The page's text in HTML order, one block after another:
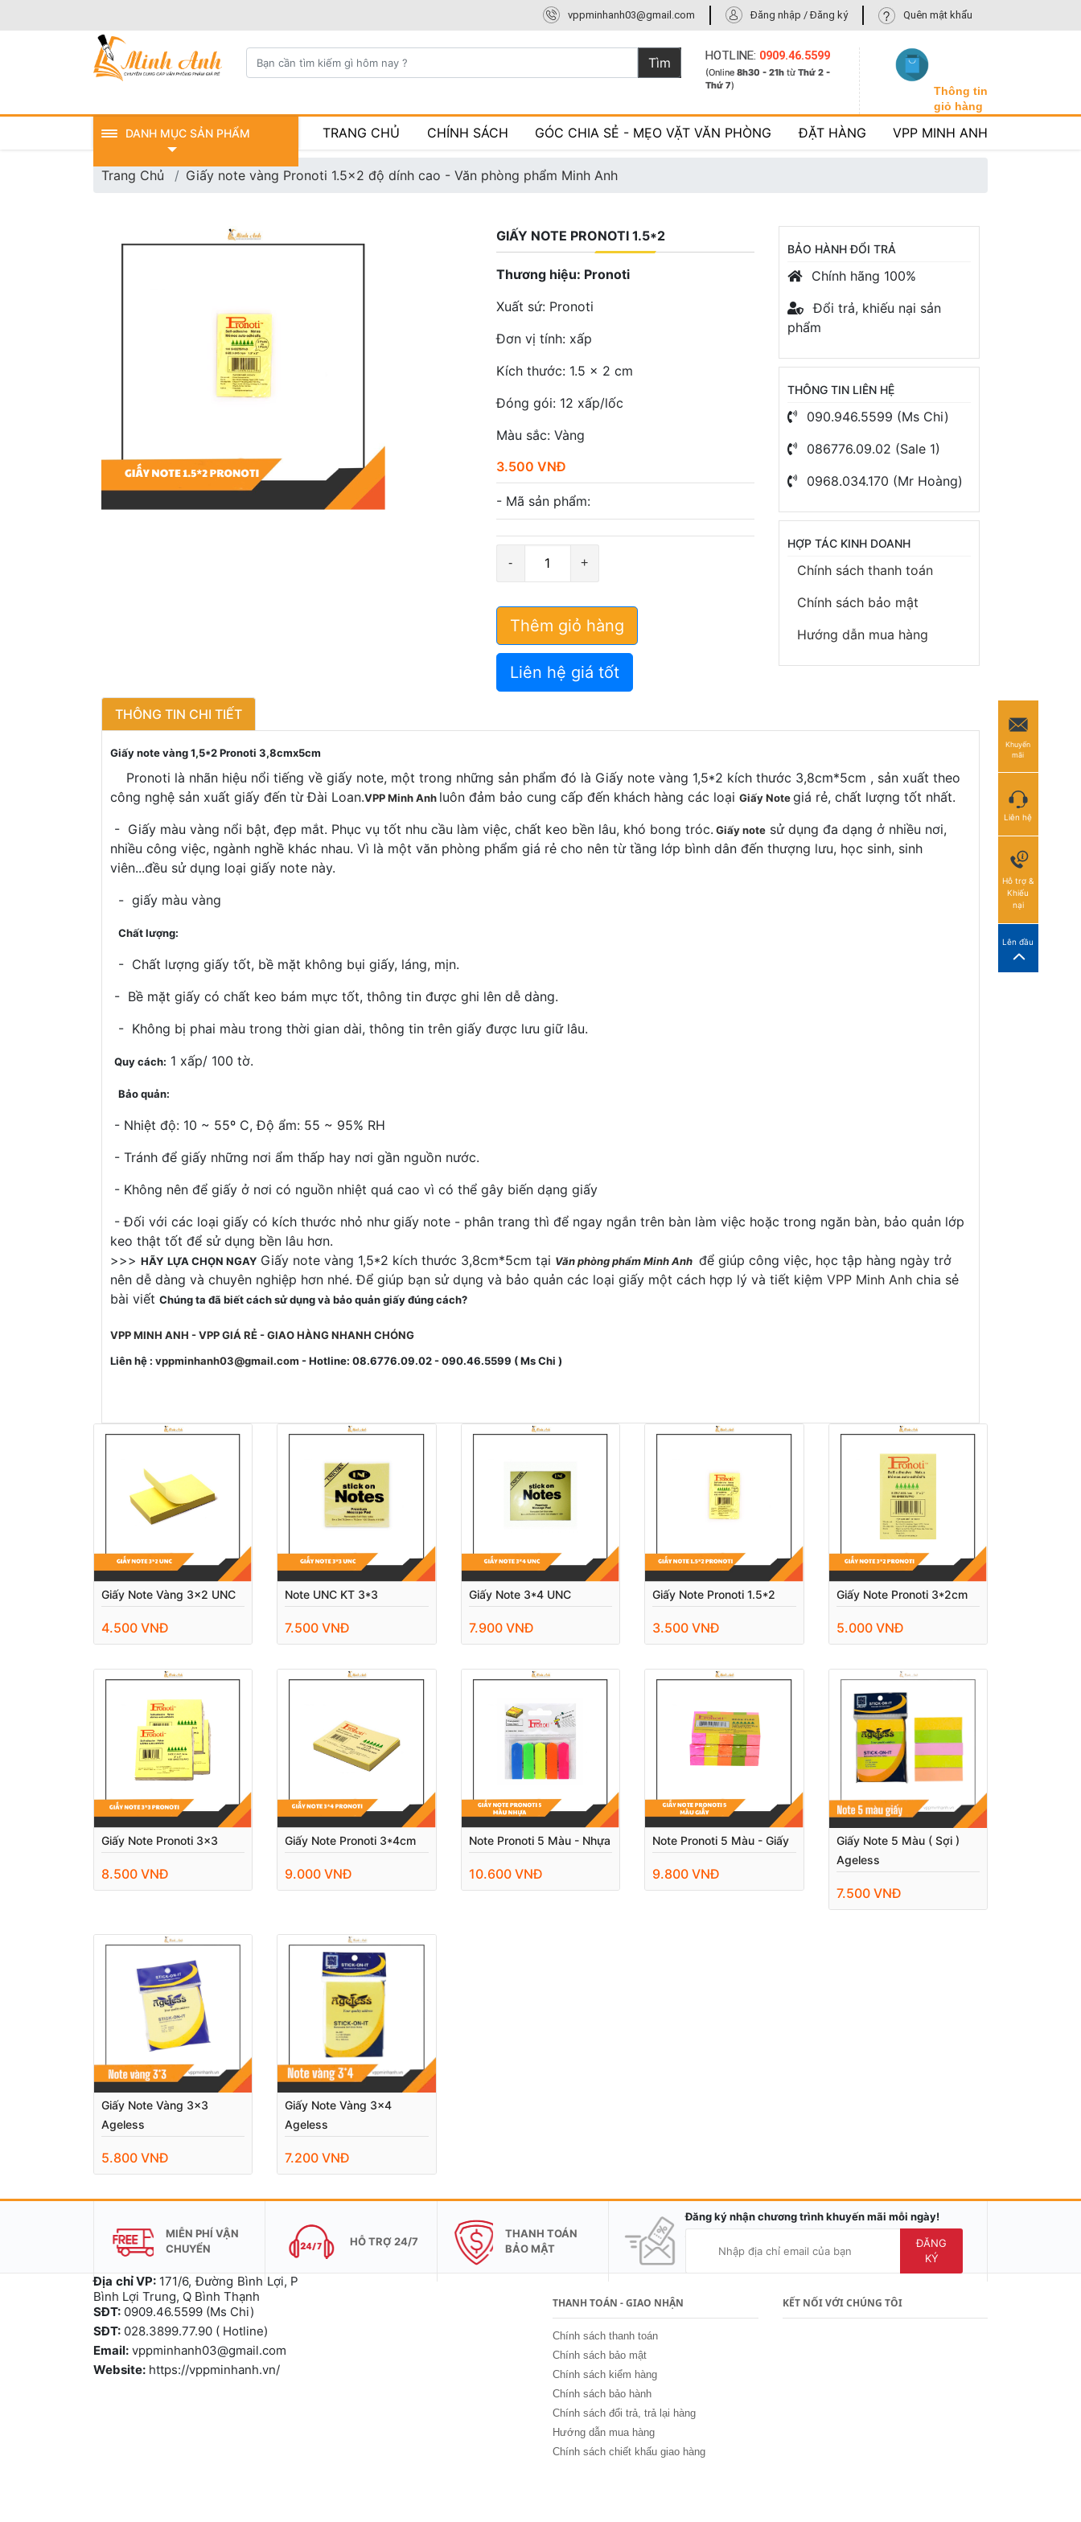
Quên mật khẩu
Đăng nhập / Đăng ký
vppminhanh03@gmail.com
Tìm HOTLINE: 0909.46.5599
(Online8h30 - 21h từThứ 2 -
Thứ 7)
Thông tin
giỏ hàng
DANH MỤC SẢN PHẨM TRANG CHỦ CHÍNH SÁCH GÓC CHIA SẺ - MẸO VẶT VĂN PHÒNG ĐẶT HÀNG VPP MINH ANH
Trang Chủ Giấy note vàng Pronoti 1.5x2 độ dính cao - Văn phòng phẩm Minh Anh
GIẤY NOTE PRONOTI 1.5*2
Thương hiệu: Pronoti
Xuất sứ: Pronoti
Đơn vị tính: xấp
Kích thước: 1.5 x 2 cm
Đóng gói: 12 xấp/lốc
Màu sắc: Vàng
3.500 VNĐ
- Mã sản phẩm:
lượng
Thêm giỏ hàng
Liên hệ giá tốt
BẢO HÀNH ĐỔI TRẢ
Chính hãng 100%
Đổi trả, khiếu nại sản
phẩm
THÔNG TIN LIÊN HỆ
090.946.5599 (Ms Chi)
086776.09.02 (Sale 1)
0968.034.170 (Mr Hoàng)
HỢP TÁC KINH DOANH
Chính sách thanh toán
Chính sách bảo mật
Hướng dẫn mua hàng
THÔNG TIN CHI TIẾT
Giấy note vàng 1,5*2 Pronoti 3,8cmx5cm
Pronoti là nhãn hiệu nổi tiếng về giấy note, một trong những sản phẩm đó là Giấy note vàng 1,5*2 kích thước 3,8cm*5cm , sản xuất theo
công nghệ sản xuất giấy đến từ Đài Loan.VPP Minh Anh luôn đảm bảo cung cấp đến khách hàng các loại Giấy Notegiá rẻ, chất lượng tốt nhất.
- Giấy màu vàng nổi bật, đẹp mắt. Phục vụ tốt nhu cầu làm việc, chất keo bền lâu, khó bong tróc. Giấy notesử dụng đa dạng ở nhiều nơi,
nhiều công việc, ngành nghề khác nhau. Vì là một văn phòng phẩm giá rẻ cho nên từ tầng lớp bình dân đến thượng lưu, học sinh, sinh
viên...đều sử dụng loại giấy note này.
- giấy màu vàng
Chất lượng:
- Chất lượng giấy tốt, bề mặt không bụi giấy, láng, mịn.
- Bề mặt giấy có chất keo bám mực tốt, thông tin được ghi lên dễ dàng.
- Không bị phai màu trong thời gian dài, thông tin trên giấy được lưu giữ lâu.
Quy cách: 1 xấp/ 100 tờ.
Bảo quản:
- Nhiệt độ: 10 ~ 55º C, Độ ẩm: 55 ~ 95% RH
- Tránh để giấy những nơi ẩm thấp hay nơi gần nguồn nước.
- Không nên để giấy ở nơi có nguồn nhiệt quá cao vì có thể gây biến dạng giấy
- Đối với các loại giấy có kích thước nhỏ như giấy note - phân trang thì để ngay ngắn trên bàn làm việc hoặc trong ngăn bàn, bảo quản lớp
keo thật tốt để sử dụng bền lâu hơn.
>>> HÃY LỰA CHỌN NGAYGiấy note vàng 1,5*2 kích thước 3,8cm*5cm tại Văn phòng phẩm Minh Anh để giúp công việc, học tập hàng ngày trở
nên dễ dàng và chuyên nghiệp hơn nhé. Để giúp bạn sử dụng và bảo quản các loại giấy một cách hợp lý và tiết kiệm VPP Minh Anh chia sẻ
bài viết Chúng ta đã biết cách sử dụng và bảo quản giấy đúng cách?
VPP MINH ANH - VPP GIÁ RẺ - GIAO HÀNG NHANH CHÓNG
Liên hệ : vppminhanh03@gmail.com - Hotline: 08.6776.09.02 - 090.46.5599 ( Ms Chi )
Giấy Note Vàng 3x2 UNC
4.500 VNĐ
Note UNC KT 3*3
7.500 VNĐ
Giấy Note 3*4 UNC
7.900 VNĐ
Giấy Note Pronoti 1.5*2
3.500 VNĐ
Giấy Note Pronoti 3*2cm
5.000 VNĐ
Giấy Note Pronoti 3x3
8.500 VNĐ
Giấy Note Pronoti 3*4cm
9.000 VNĐ
Note Pronoti 5 Màu - Nhựa
10.600 VNĐ
Note Pronoti 5 Màu - Giấy
9.800 VNĐ
Giấy Note 5 Màu ( Sợi )
Ageless
7.500 VNĐ
Giấy Note Vàng 3x3
Ageless
5.800 VNĐ
Giấy Note Vàng 3x4
Ageless
7.200 VNĐ
MIỄN PHÍ VẬN
CHUYỂN
HỖ TRỢ 24/7
THANH TOÁN
BẢO MẬT
Đăng ký nhận chương trình khuyến mãi mỗi ngày!
ĐĂNG
KÝ
Địa chỉ VP: 171/6, Đường Bình Lợi, P
Bình Lợi Trung, Q Bình Thạnh
SĐT:0909.46.5599 (Ms Chi)
SĐT:028.3899.77.90 ( Hotline)
Email:vppminhanh03@gmail.com
Website:https://vppminhanh.vn/
THANH TOÁN - GIAO NHẬN
Chính sách thanh toán
Chính sách bảo mật
Chính sách kiểm hàng
Chính sách bảo hành
Chính sách đổi trả, trả lại hàng
Hướng dẫn mua hàng
Chính sách chiết khấu giao hàng
KẾT NỐI VỚI CHÚNG TÔI
Khuyến
mãi
Liên hệ
Hỗ trợ &
Khiếu
nại
Lên đầu